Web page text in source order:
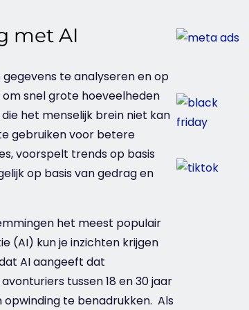
met AI
te analyseren en op
snel grote hoeveelheden
het menselijk brein niet kan
gebruiken voor betere
voorspelt trends op basis
op basis van gedrag en
het meest populair
(AI) kun je inzichten krijgen
AI aangeeft dat
tussen 18 en 30 jaar
te benadrukken. Als